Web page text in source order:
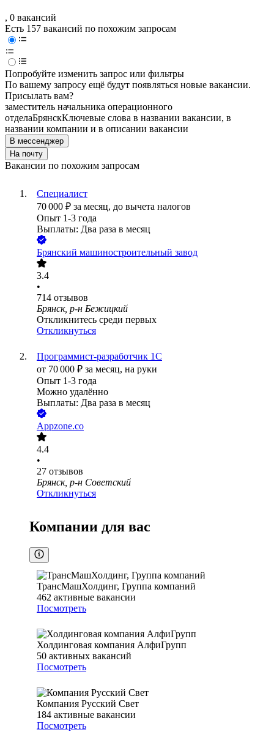
, 0 вакансий
Есть 157 вакансий по похожим запросам
Попробуйте изменить запрос или фильтры
По вашему запросу ещё будут появляться новые вакансии.
Присылать вам?
заместитель начальника операционного
отделаБрянскКлючевые слова в названии вакансии, в
названии компании и в описании вакансии
В мессенджер
На почту
Вакансии по похожим запросам
Специалист
70 000 ₽ за месяц, до вычета налогов
Опыт 1-3 года
Выплаты: Два раза в месяц
Брянский машиностроительный завод
3.4
•
714 отзывов
Брянск, р-н Бежицкий
Откликнитесь среди первых
Откликнуться
Программист-разработчик 1С
от 70 000 ₽ за месяц, на руки
Опыт 1-3 года
Можно удалённо
Выплаты: Два раза в месяц
Appzone.co
4.4
•
27 отзывов
Брянск, р-н Советский
Откликнуться
Компании для вас
ТрансМашХолдинг, Группа компаний
462 активные вакансии
Посмотреть
Холдинговая компания АлфиГрупп
50 активных вакансий
Посмотреть
Компания Русский Свет
184 активные вакансии
Посмотреть